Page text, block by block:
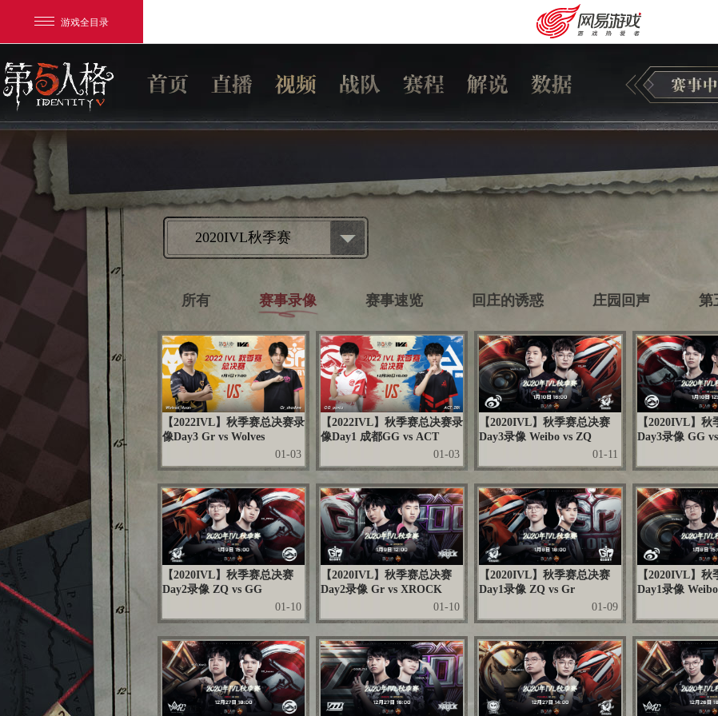
游戏全目录
游戏爱好者
安卓充值 客服中心
2020IVL秋季赛
所有 赛事录像 赛事速览 回庄的诱惑 庄园回声 第
【2022IVL】秋季赛总决赛录
像Day3 Gr vs Wolves
01-03
【2022IVL】秋季赛总决赛录
像Day1 成都GG vs ACT
01-03
【2020IVL】秋季赛总决赛
Day3录像 Weibo vs ZQ
01-11
【2020IVL】秋
Day3录像 GG
【2020IVL】秋季赛总决赛
Day2录像 ZQ vs GG
01-10
【2020IVL】秋季赛总决赛
Day2录像 Gr vs XROCK
01-10
【2020IVL】秋季赛总决赛
Day1录像 ZQ vs Gr
01-09
【2020IVL】秋
Day1录像